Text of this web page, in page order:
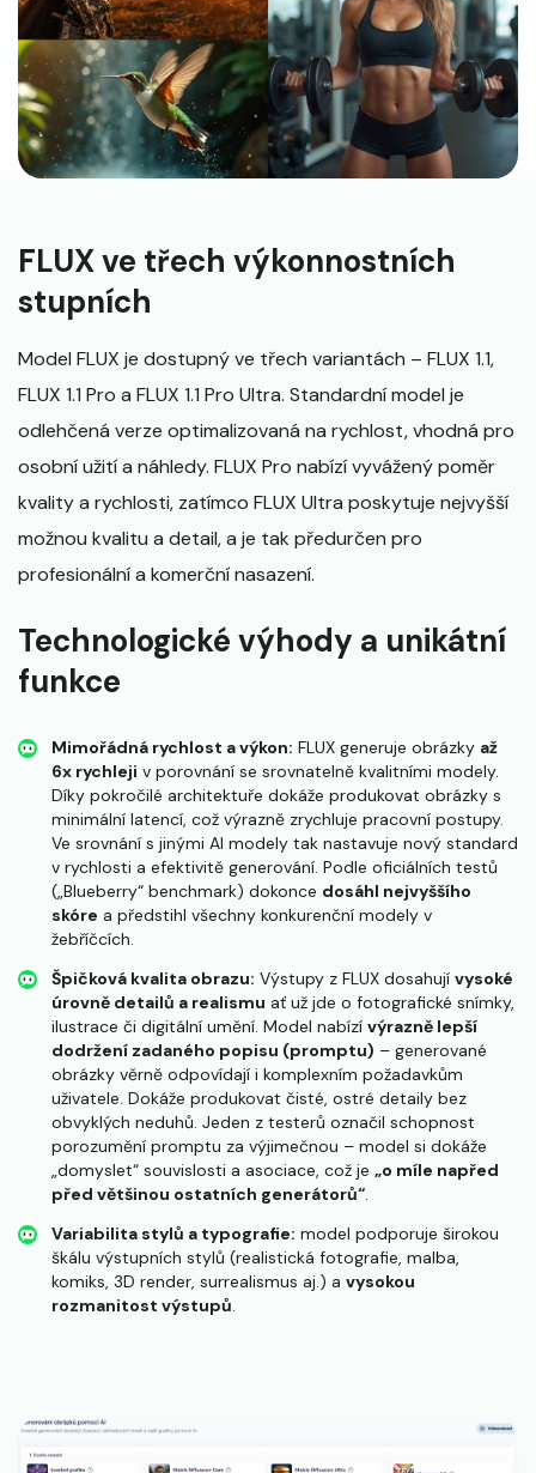
FLUX ve třech výkonnostních
stupních
Model FLUX je dostupný ve třech variantách – FLUX 1.1,
FLUX 1.1 Pro a FLUX 1.1 Pro Ultra. Standardní model je
odlehčená verze optimalizovaná na rychlost, vhodná pro
osobní užití a náhledy. FLUX Pro nabízí vyvážený poměr
kvality a rychlosti, zatímco FLUX Ultra poskytuje nejvyšší
možnou kvalitu a detail, a je tak předurčen pro
profesionální a komerční nasazení.
Technologické výhody a unikátní
funkce
Mimořádná rychlost a výkon: FLUX generuje obrázky až
6x rychleji v porovnání se srovnatelně kvalitními modely.
Díky pokročilé architektuře dokáže produkovat obrázky s
minimální latencí, což výrazně zrychluje pracovní postupy.
Ve srovnání s jinými AI modely tak nastavuje nový standard
v rychlosti a efektivitě generování. Podle oficiálních testů
(„Blueberry“ benchmark) dokonce dosáhl nejvyššího
skóre a předstihl všechny konkurenční modely v
žebříčcích.
Špičková kvalita obrazu: Výstupy z FLUX dosahují vysoké
úrovně detailů a realismu ať už jde o fotografické snímky,
ilustrace či digitální umění. Model nabízí výrazně lepší
dodržení zadaného popisu (promptu) – generované
obrázky věrně odpovídají i komplexním požadavkům
uživatele. Dokáže produkovat čisté, ostré detaily bez
obvyklých neduhů. Jeden z testerů označil schopnost
porozumění promptu za výjimečnou – model si dokáže
„domyslet“ souvislosti a asociace, což je „o míle napřed
před většinou ostatních generátorů“​.
Variabilita stylů a typografie: model podporuje širokou
škálu výstupních stylů (realistická fotografie, malba,
komiks, 3D render, surrealismus aj.) a vysokou
rozmanitost výstupů.